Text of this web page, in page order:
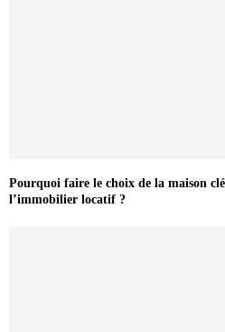
Pourquoi faire le choix de la maison
l’immobilier locatif ?